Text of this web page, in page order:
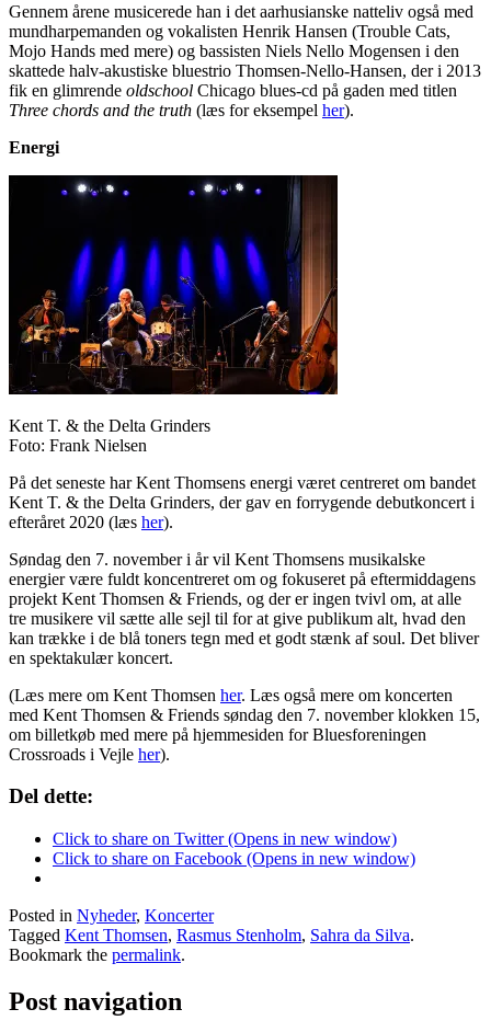
Gennem årene musicerede han i det aarhusianske natteliv også med
mundharpemanden og vokalisten Henrik Hansen (Trouble Cats,
Mojo Hands med mere) og bassisten Niels Nello Mogensen i den
skattede halv-akustiske bluestrio Thomsen-Nello-Hansen, der i 2013
fik en glimrende oldschool Chicago blues-cd på gaden med titlen
Three chords and the truth (læs for eksempel her).
Energi
Kent T. & the Delta Grinders
Foto: Frank Nielsen
På det seneste har Kent Thomsens energi været centreret om bandet
Kent T. & the Delta Grinders, der gav en forrygende debutkoncert i
efteråret 2020 (læs her).
Søndag den 7. november i år vil Kent Thomsens musikalske
energier være fuldt koncentreret om og fokuseret på eftermiddagens
projekt Kent Thomsen & Friends, og der er ingen tvivl om, at alle
tre musikere vil sætte alle sejl til for at give publikum alt, hvad den
kan trække i de blå toners tegn med et godt stænk af soul. Det bliver
en spektakulær koncert.
(Læs mere om Kent Thomsen her. Læs også mere om koncerten
med Kent Thomsen & Friends søndag den 7. november klokken 15,
om billetkøb med mere på hjemmesiden for Bluesforeningen
Crossroads i Vejle her).
Del dette:
Click to share on Twitter (Opens in new window)
Click to share on Facebook (Opens in new window)
Posted in Nyheder, Koncerter
Tagged Kent Thomsen, Rasmus Stenholm, Sahra da Silva.
Bookmark the permalink.
Post navigation